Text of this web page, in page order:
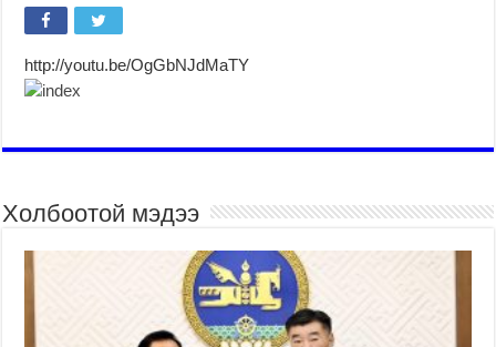
http://youtu.be/OgGbNJdMaTY
Холбоотой мэдээ